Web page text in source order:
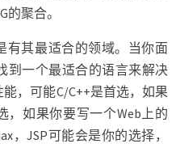
聚合。
有其最适合的领域。当你面
到一个最适合的语言来解决
，可能C/C++是首选，如果
，如果你要写一个Web上的
，JSP可能会是你的选择，